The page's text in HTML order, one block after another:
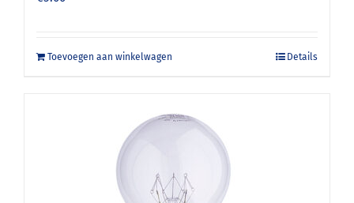
Toevoegen aan winkelwagen Details